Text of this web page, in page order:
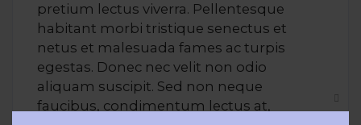
pretium lectus viverra. Pellentesque
habitant morbi tristique senectus et
netus et malesuada fames ac turpis
egestas. Donec nec velit non odio
aliquam suscipit. Sed non neque
faucibus, condimentum lectus at,
Close